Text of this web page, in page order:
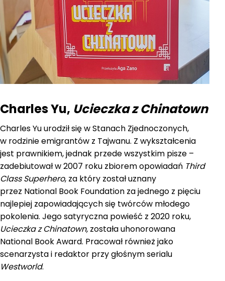
Charles Yu, Ucieczka z Chinatown
Charles Yu urodził się w Stanach Zjednoczonych,
w rodzinie emigrantów z Tajwanu. Z wykształcenia
jest prawnikiem, jednak przede wszystkim pisze –
zadebiutował w 2007 roku zbiorem opowiadań Third
Class Superhero, za który został uznany
przez National Book Foundation za jednego z pięciu
najlepiej zapowiadających się twórców młodego
pokolenia. Jego satyryczna powieść z 2020 roku,
Ucieczka z Chinatown, została uhonorowana
National Book Award. Pracował również jako
scenarzysta i redaktor przy głośnym serialu
Westworld.